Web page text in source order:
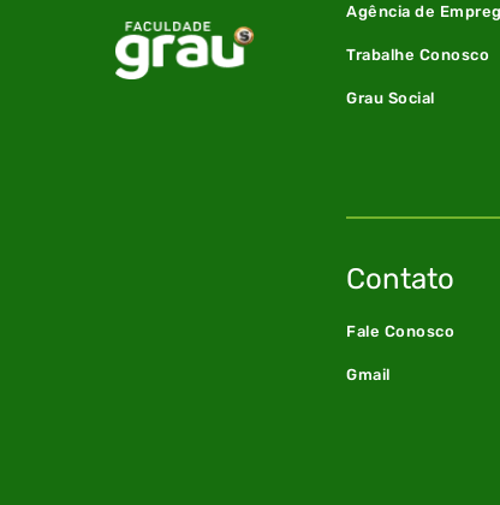
Agência de
Trabalhe Conosco
Grau Social
Contato
Fale Conosco
Gmail